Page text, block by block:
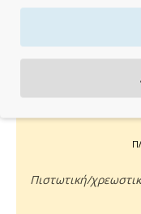
Πιστωτική/